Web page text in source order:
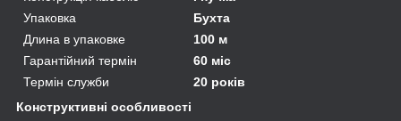
Упаковка
Бухта
Длина в упаковке
100 м
Гарантійний термін
60 міс
Термін служби
20 років
Конструктивні особливості